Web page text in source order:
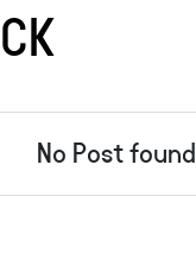
No Post found